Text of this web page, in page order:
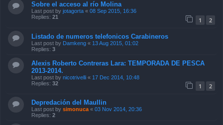
Sobre el acceso al río Molina
Last post by jotagorta « 08 Sep 2015, 16:36
Replies: 21 1 2
Listado de numeros telefonicos Carabineros
Last post by Damkeng « 13 Aug 2015, 01:02
Replies: 3
Alexis Roberto Contreras Lara: TEMPORADA DE PESCA
2013-2014.
Last post by nicotrivelli « 17 Dec 2014, 10:48
Replies: 32 1 2
Depredación del Maullin
Last post by simonuca « 03 Nov 2014, 20:36
Replies: 2